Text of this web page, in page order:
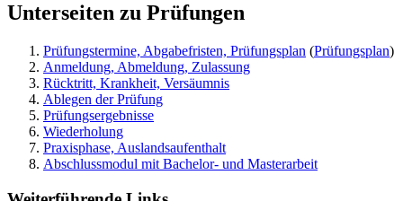
Unterseiten zu Prüfungen
Prüfungstermine, Abgabefristen, Prüfungsplan (Prüfungsplan)
Anmeldung, Abmeldung, Zulassung
Rücktritt, Krankheit, Versäumnis
Ablegen der Prüfung
Prüfungsergebnisse
Wiederholung
Praxisphase, Auslandsaufenthalt
Abschlussmodul mit Bachelor- und Masterarbeit